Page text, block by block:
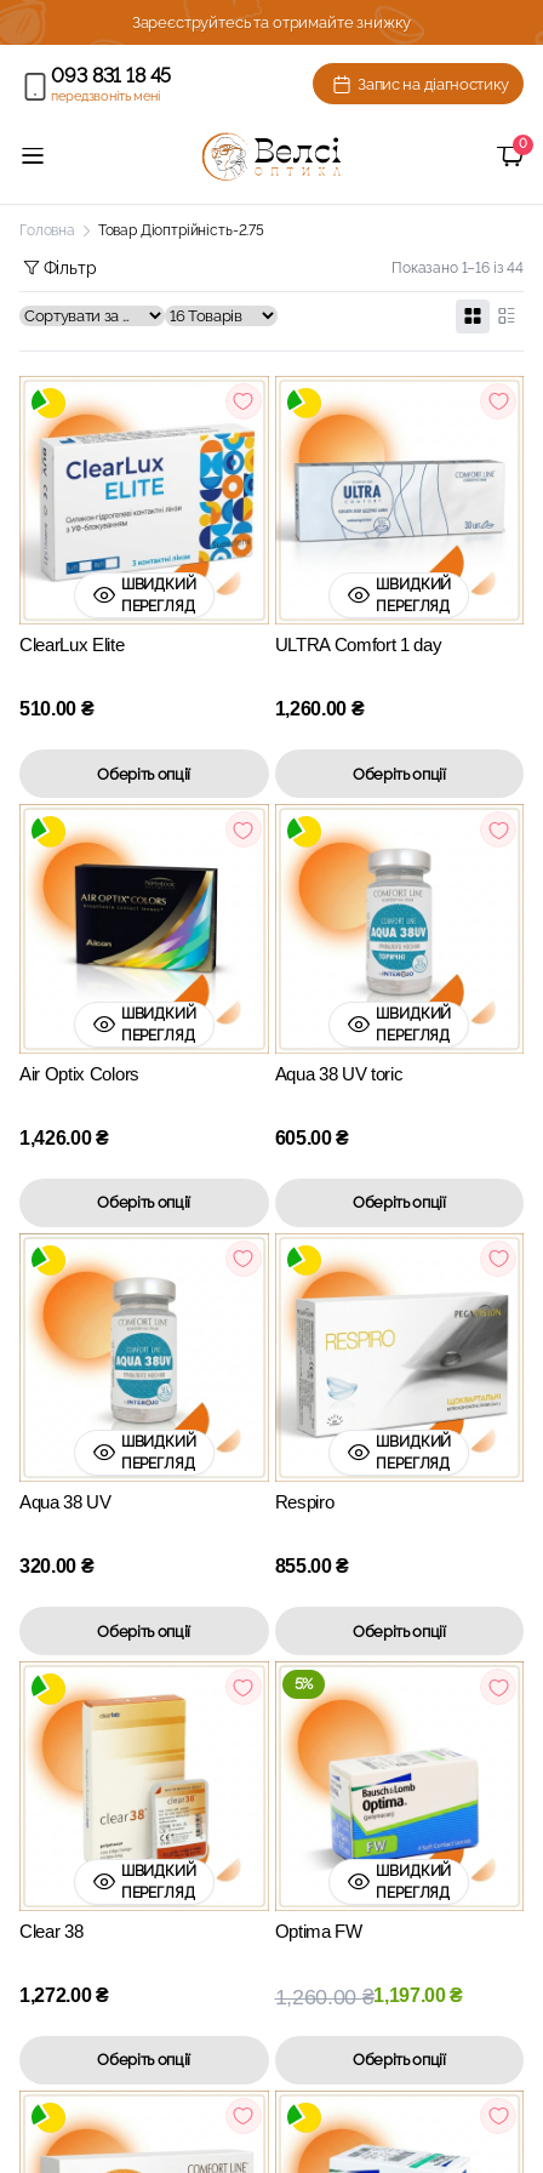
Зареєструйтесь та отримайте знижку
093 831 18 45
передзвоніть мені
Запис на діагностику
0
Головна Товар Діоптрійність-2.75
Показано 1–16 із 44
Фільтр
ШВИДКИЙ
ПЕРЕГЛЯД
ClearLux Elite
510.00 ₴
Оберіть опції
ШВИДКИЙ
ПЕРЕГЛЯД
ULTRA Comfort 1 day
1,260.00 ₴
Оберіть опції
ШВИДКИЙ
ПЕРЕГЛЯД
Air Optix Colors
1,426.00₴
Оберіть опції
ШВИДКИЙ
ПЕРЕГЛЯД
Aqua 38 UV toric
605.00₴
Оберіть опції
ШВИДКИЙ
ПЕРЕГЛЯД
Aqua 38 UV
320.00 ₴
Оберіть опції
ШВИДКИЙ
ПЕРЕГЛЯД
Respiro
855.00₴
Оберіть опції
ШВИДКИЙ
ПЕРЕГЛЯД
Clear 38
1,272.00₴
Оберіть опції
5%
ШВИДКИЙ
ПЕРЕГЛЯД
Optima FW
1,260.00₴1,197.00₴
Оберіть опції